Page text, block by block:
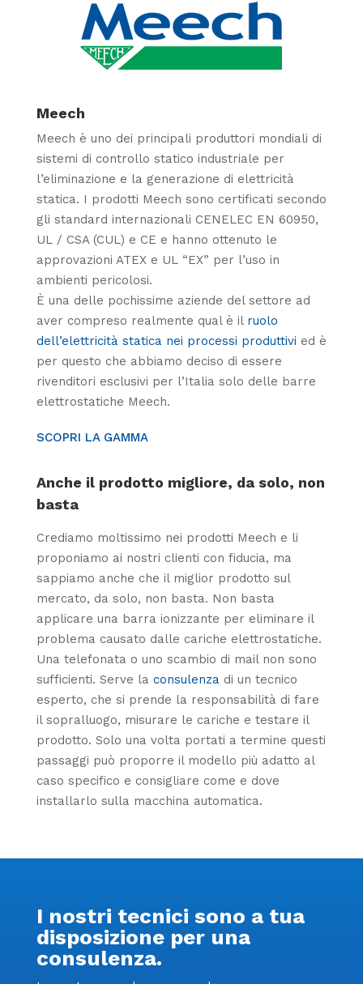
Meech
Meech è uno dei principali produttori mondiali di
sistemi di controllo statico industriale per
l’eliminazione e la generazione di elettricità
statica. I prodotti Meech sono certificati secondo
gli standard internazionali CENELEC EN 60950,
UL / CSA (CUL) e CE e hanno ottenuto le
approvazioni ATEX e UL “EX” per l’uso in
ambienti pericolosi.
È una delle pochissime aziende del settore ad
aver compreso realmente qual è il ruolo
dell’elettricità statica nei processi produttivi ed è
per questo che abbiamo deciso di essere
rivenditori esclusivi per l’Italia solo delle barre
elettrostatiche Meech.
SCOPRI LA GAMMA
Anche il prodotto migliore, da solo, non
basta
Crediamo moltissimo nei prodotti Meech e li
proponiamo ai nostri clienti con fiducia, ma
sappiamo anche che il miglior prodotto sul
mercato, da solo, non basta. Non basta
applicare una barra ionizzante per eliminare il
problema causato dalle cariche elettrostatiche.
Una telefonata o uno scambio di mail non sono
sufficienti. Serve la consulenza di un tecnico
esperto, che si prende la responsabilità di fare
il sopralluogo, misurare le cariche e testare il
prodotto. Solo una volta portati a termine questi
passaggi può proporre il modello più adatto al
caso specifico e consigliare come e dove
installarlo sulla macchina automatica.
I nostri tecnici sono a tua
disposizione per una
consulenza.